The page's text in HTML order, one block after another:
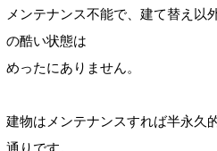
メンテナンス不能で、建て替え以
の酷い状態は
めったにありません。
建物はメンテナンスすれば半永久
通りです。